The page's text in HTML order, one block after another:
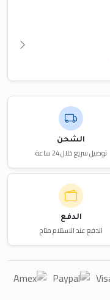
الشحن
توصيل سريع خلال 24 ساعة
الدفع
الدفع عند الاستلام متاح